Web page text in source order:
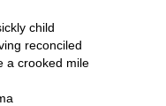
child
reconciled
a crooked mile